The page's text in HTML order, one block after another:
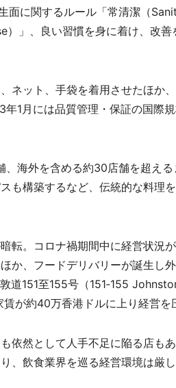
面に関するルール「常清潔（
）」、良い習慣を身に着け、改
ネット、手袋を着用させたほか
1月には品質管理・保証の国際
海外を含める約30店舗を超え
も構築するなど、伝統的な料理
転。コロナ禍期間中に経営状況
か、フードデリバリーが誕生し
道151至155号（151‐155
が約40万香港ドルに上り経営を
依然として人手不足に陥る店も
、飲食業界を巡る経営環境は厳し